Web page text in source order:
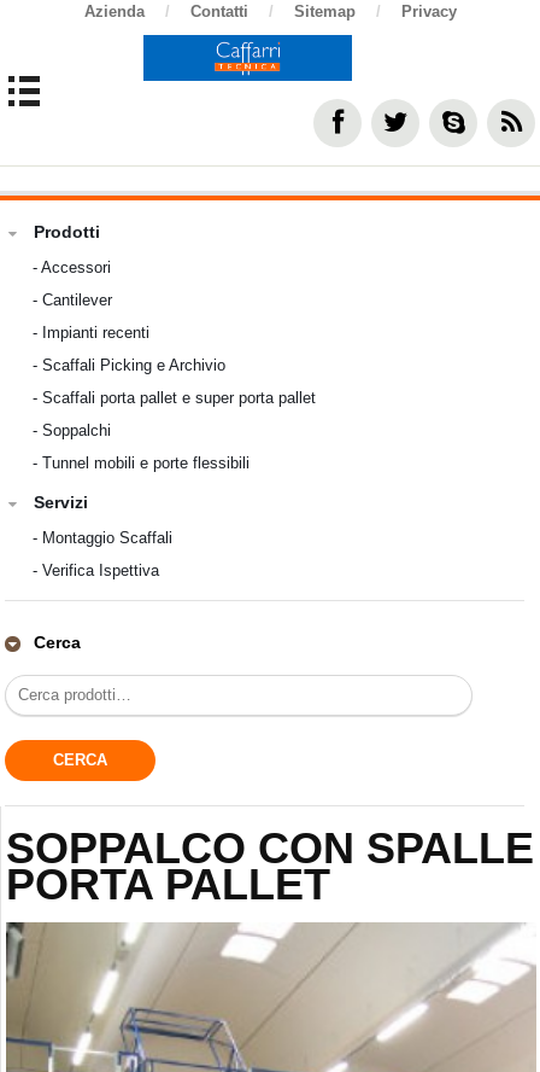
Azienda / Contatti / Sitemap / Privacy
Prodotti
-Accessori
-Cantilever
- Impianti recenti
-Scaffali Picking e Archivio
-Scaffali porta pallet e super porta pallet
-Soppalchi
-Tunnel mobili e porte flessibili
Servizi
- Montaggio Scaffali
-Verifica Ispettiva
Cerca
SOPPALCO CON SPALLE
PORTA PALLET